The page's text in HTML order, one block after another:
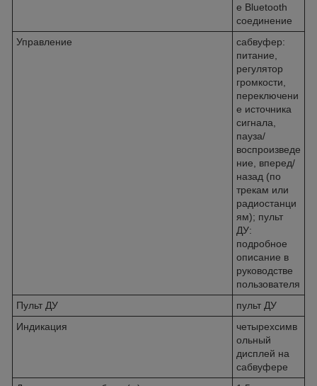
е Bluetooth
соединение
Управление
сабвуфер:
питание,
регулятор
громкости,
переключени
е источника
сигнала,
пауза/
воспроизведе
ние, вперед/
назад (по
трекам или
радиостанци
ям); пульт
ДУ:
подробное
описание в
руководстве
пользователя
Пульт ДУ
пульт ДУ
Индикация
четырехсимв
ольный
дисплей на
сабвуфере